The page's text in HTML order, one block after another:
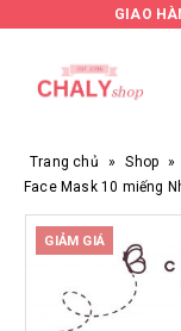
GIAO
Trang chủ » Shop »
Face Mask 10 miếng
GIẢM GIÁ